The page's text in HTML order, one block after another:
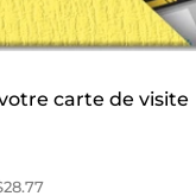
carte de visite